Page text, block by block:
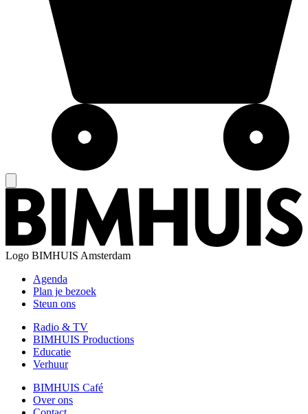
Logo BIMHUIS Amsterdam
Agenda
Plan je bezoek
Steun ons
Radio & TV
BIMHUIS Productions
Educatie
Verhuur
BIMHUIS Café
Over ons